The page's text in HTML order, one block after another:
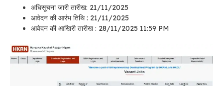
अधिसूचना जारी तारीख: 21/11/2025
आवेदन की आरंभ तिथि : 21/11/2025
आवेदन की आखिरी तारीख : 28/11/2025 11:59 PM